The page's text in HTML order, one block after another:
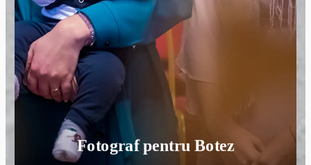
Fotograf pentru Botez